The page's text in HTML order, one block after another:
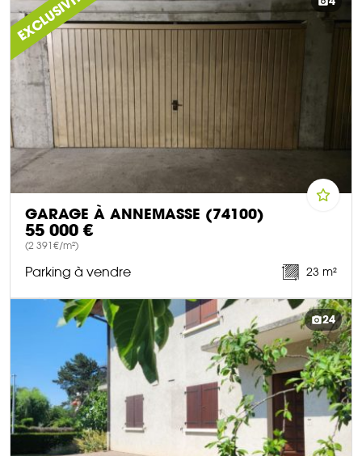
EXCLUSIVITÉ
GARAGE À ANNEMASSE (74100)
55 000 €
(2 391€/m²)
Parking à vendre 23 m²
DÉCOUVRIR CE BIEN
24